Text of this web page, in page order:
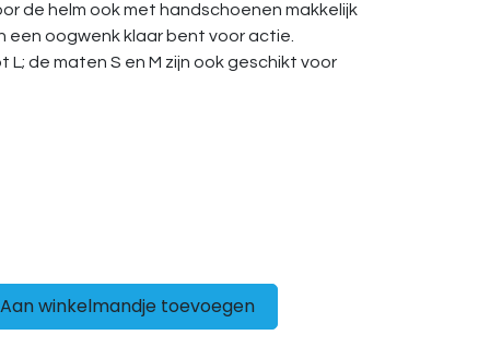
de helm ook met handschoenen makkelijk
een oogwenk klaar bent voor actie.
L; de maten S en M zijn ook geschikt voor
winkelmandje toevoegen